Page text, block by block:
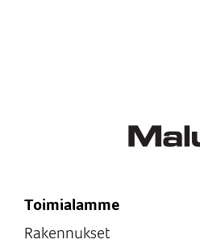
Toimialamme
Rakennukset